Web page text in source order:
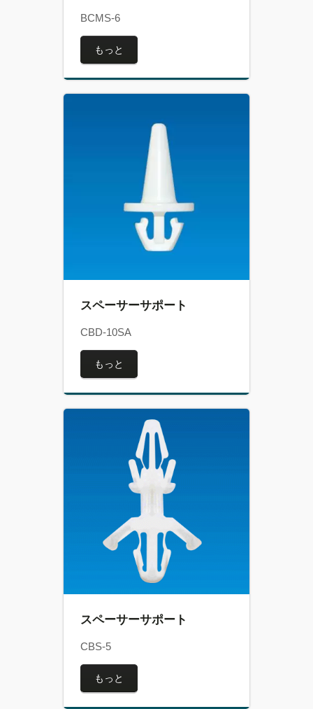
BCMS-6
もっと
スペーサーサポート
CBD-10SA
もっと
スペーサーサポート
CBS-5
もっと